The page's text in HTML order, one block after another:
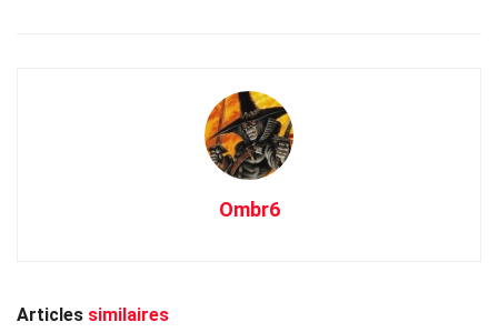
Ombr6
Articles similaires